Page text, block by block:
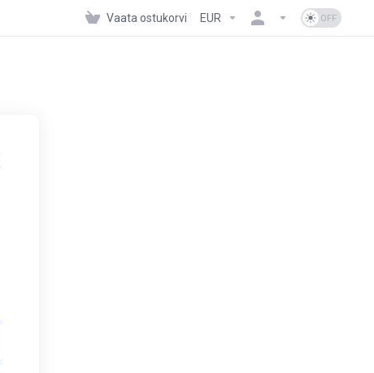
Vaata ostukorvi EUR